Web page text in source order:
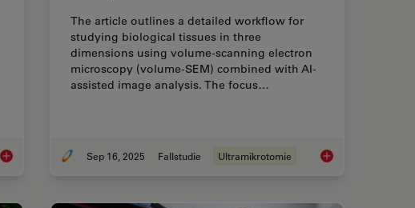
Ultramicrotome Sectioning of Polymers for TEM Analysis
The article outlines a detailed workflow for
studying biological tissues in three
dimensions using volume-scanning electron
microscopy (volume-SEM) combined with AI-
assisted image analysis. The focus…
Sep 16, 2025 Fallstudie Ultramikrotomie Volume EM and AI